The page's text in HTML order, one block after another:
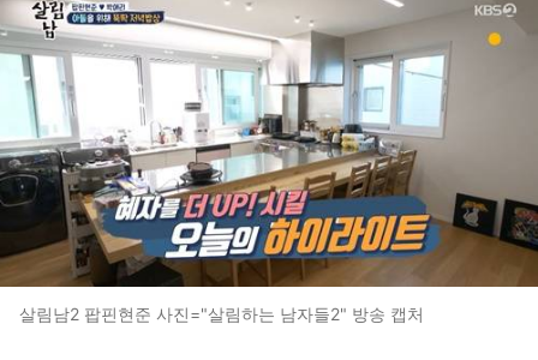
살림남2 팝핀현준 사진="살림하는 남자들2" 방송 캡처